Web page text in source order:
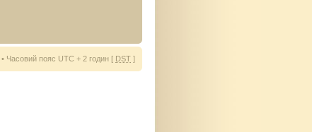
• Часовий пояс UTC + 2 годин [ DST ]